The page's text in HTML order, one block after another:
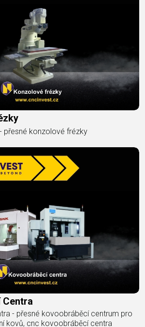
přesné konzolové frézky
Centra
- přesné kovoobráběcí centrum pro
kovů, cnc kovoobráběcí centra